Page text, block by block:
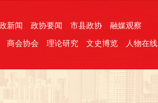
新闻 政协要闻 市县政协 融媒观察
商会协会 理论研究 文史博览 人物在线